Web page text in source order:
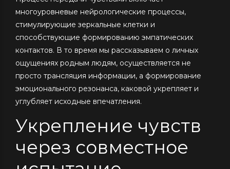
многоуровневые нейрологические процессы,
стимулирующие зеркальные клетки и
способствующие формированию эмпатических
контактов. В то время мы рассказываем о личных
ощущениях родным людям, осуществляется не
просто трансляция информации, а формирование
эмоционального резонанса, каковой укрепляет и
углубляет исходные впечатления.
Укрепление чувств
через совместное